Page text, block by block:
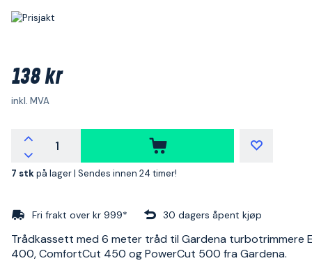
138 kr
inkl. MVA
7 stkpå lager | Sendes innen 24 timer!
Fri frakt over kr 999* 30 dagers åpent kjøp
Trådkassett med 6 meter tråd til Gardena turbotrimmere
400, ComfortCut 450 og PowerCut 500 fra Gardena.